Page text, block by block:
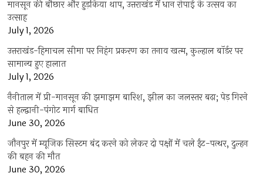
मानसून की बौछार और हुड़किया थाप, उत्तराखंड में धान रोपाई के उत्सव का
उत्साह
July 1, 2026
उत्तराखंड-हिमाचल सीमा पर निहंग प्रकरण का तनाव खत्म, कुल्हाल बॉर्डर पर
सामान्य हुए हालात
July 1, 2026
नैनीताल में प्री-मानसून की झमाझम बारिश, झील का जलस्तर बढ़ा; पेड़ गिरने
से हल्द्वानी-पंगोट मार्ग बाधित
June 30, 2026
जौनपुर में म्यूजिक सिस्टम बंद करने को लेकर दो पक्षों में चले ईंट-पत्थर, दुल्हन
की बहन की मौत
June 30, 2026